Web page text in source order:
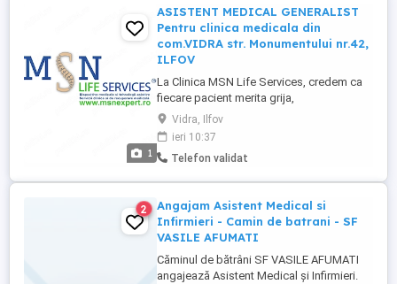
1
ASISTENT MEDICAL GENERALIST
Pentru clinica medicala din
com.VIDRA str. Monumentului nr.42,
ILFOV
La Clinica MSN Life Services, credem ca
fiecare pacient merita grija,
profesionalism si empatie. Daca iti doresti
sa faci parte dintr-o echipa medicala
moderna, orientata catre calitate si
rezultate, te invitam sa ni te alaturi.
Vidra, Ilfov
ieri 10:37
Telefon validat
2
Angajam Asistent Medical si
Infirmieri - Camin de batrani - SF
VASILE AFUMATI
Căminul de bătrâni SF VASILE AFUMATI
angajează Asistent Medical și Infirmieri.